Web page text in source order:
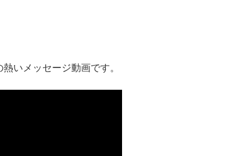
いメッセージ動画です。